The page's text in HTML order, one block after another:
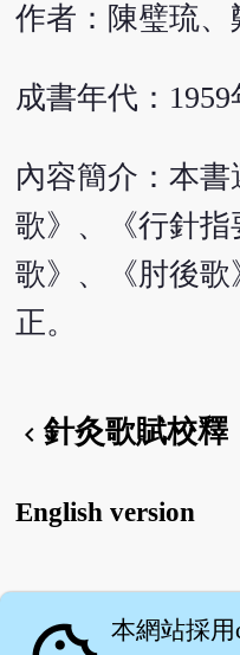
作者：陳璧琉、
成書年代：1959
內容簡介：本
歌》、《行針
歌》、《肘後
正。
chevron_left 針灸歌賦校釋
English version
本網站採用